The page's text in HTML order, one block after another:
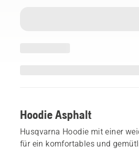
Hoodie Asphalt
Husqvarna Hoodie mit einer
für ein komfortables und